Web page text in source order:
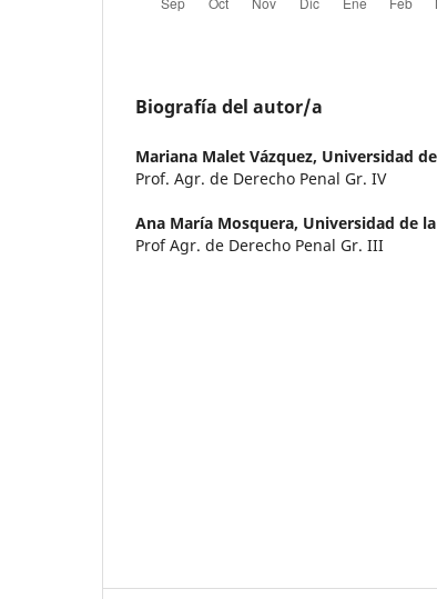
Biografía del autor/a
Mariana Malet Vázquez, Universidad
Prof. Agr. de Derecho Penal Gr. IV
Ana María Mosquera, Universidad de
Prof Agr. de Derecho Penal Gr. III